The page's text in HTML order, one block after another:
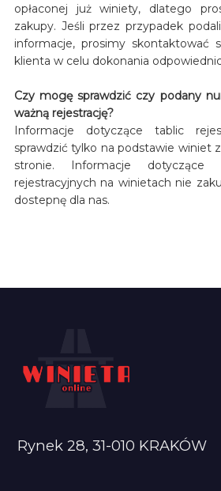
opłaconej już winiety, dlatego
zakupy. Jeśli przez przypadek
informacje, prosimy skontaktować
klienta w celu dokonania
Czy mogę sprawdzić czy podany
ważną rejestrację?
Informacje dotyczące tablic
sprawdzić tylko na podstawie winiet
stronie. Informacje
rejestracyjnych na winietach nie
dostepnę dla nas.
Rynek 28, 31-010 KRAKÓW